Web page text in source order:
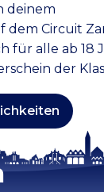
deinem
dem Circuit
für alle ab 18
der